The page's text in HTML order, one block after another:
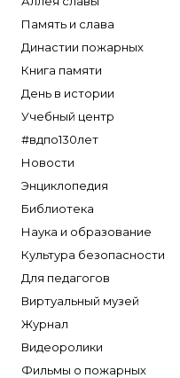
Память и слава
Династии пожарных
Книга памяти
День в истории
Учебный центр
#вдпо130лет
Новости
Энциклопедия
Библиотека
Наука и образование
Культура безопасности
Для педагогов
Виртуальный музей
Журнал
Видеоролики
Фильмы о пожарных